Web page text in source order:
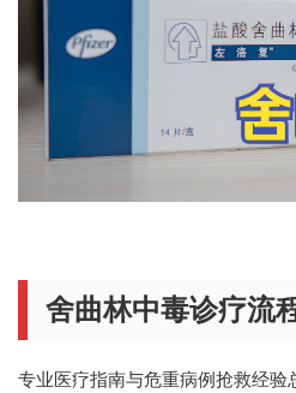
舍曲林中毒诊疗流
专业医疗指南与危重病例抢救经验